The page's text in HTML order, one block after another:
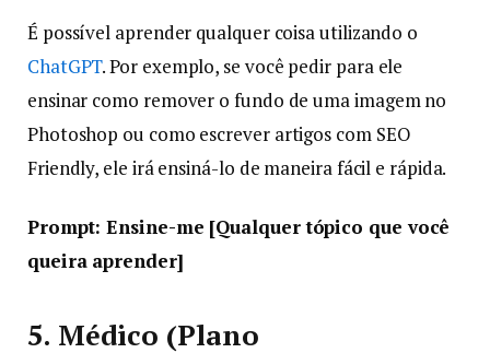
É possível aprender qualquer coisa utilizando o
ChatGPT. Por exemplo, se você pedir para ele
ensinar como remover o fundo de uma imagem no
Photoshop ou como escrever artigos com SEO
Friendly, ele irá ensiná-lo de maneira fácil e rápida.
Prompt: Ensine-me [Qualquer tópico que você
queira aprender]
5. Médico (Plano